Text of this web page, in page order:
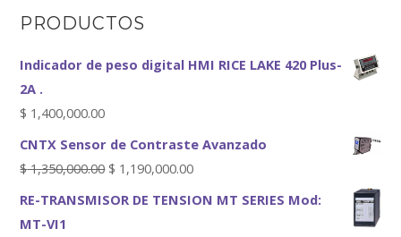
PRODUCTOS
Indicador de peso digital HMI RICE LAKE 420 Plus-
2A .
$ 1,400,000.00
CNTX Sensor de Contraste Avanzado
$1,350,000.00 $ 1,190,000.00
RE-TRANSMISOR DE TENSION MT SERIES Mod:
MT-VI1